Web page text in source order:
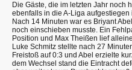
Die Gäste, die im letzten Jahr noch
ebenfalls in die A-Liga
Nach 14 Minuten war es Briyant
noch einschieben musste. Ein
Position und Max Theißen lief
Luke Schmitz stellte nach 27
Freistoß auf 0:3 und Abel erzielte
dem Wechsel stand die Eintracht